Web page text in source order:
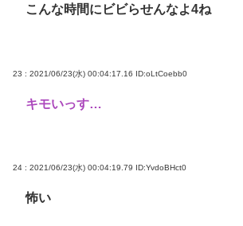
こんな時間にビビらせんなよ4ね
23 : 2021/06/23(水) 00:04:17.16 ID:oLtCoebb0
キモいっす…
24 : 2021/06/23(水) 00:04:19.79 ID:YvdoBHct0
怖い